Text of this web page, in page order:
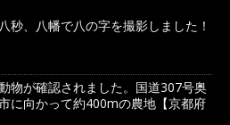
秒、八幡で八の字を撮影しました！
物が確認されました。国道307号奥
に向かって約400mの農地【京都府